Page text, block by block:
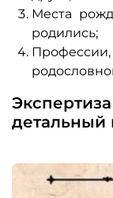
Места
родились;
детальный